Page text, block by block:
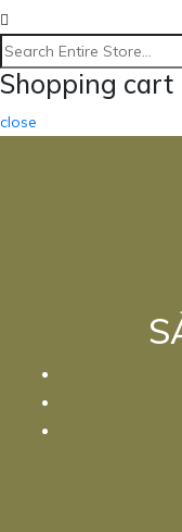
Shopping cart
close